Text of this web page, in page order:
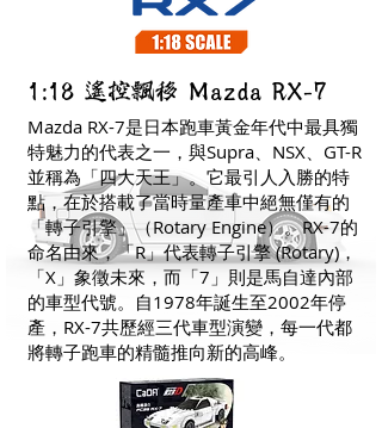
1:18 遙控飄移 Mazda RX-7
Mazda RX-7是日本跑車黃金年代中最具獨
特魅力的代表之一，與Supra、NSX、GT-R
並稱為「四大天王」。它最引人入勝的特
點，在於搭載了當時量產車中絕無僅有的
「轉子引擎」（Rotary Engine）。RX-7的
命名由來，「R」代表轉子引擎 (Rotary)，
「X」象徵未來，而「7」則是馬自達內部
的車型代號。自1978年誕生至2002年停
產，RX-7共歷經三代車型演變，每一代都
將轉子跑車的精髓推向新的高峰。